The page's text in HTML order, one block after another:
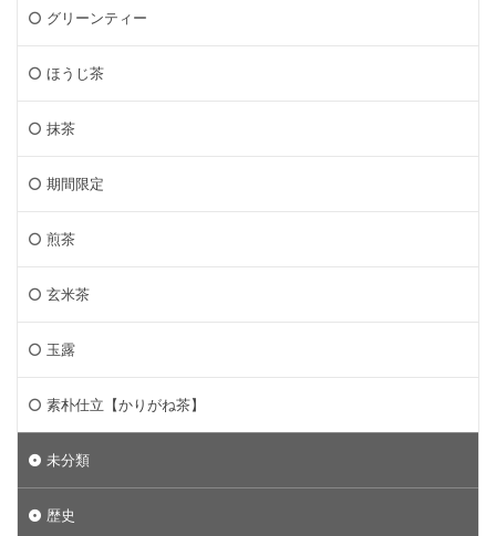
グリーンティー
ほうじ茶
抹茶
期間限定
煎茶
玄米茶
玉露
素朴仕立【かりがね茶】
未分類
歴史